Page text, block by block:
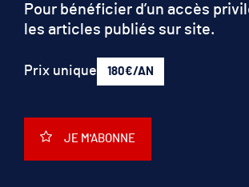
Pour bénéficier d’un accès
les articles publiés sur site.
Prix unique 180€/AN
JE M'ABONNE